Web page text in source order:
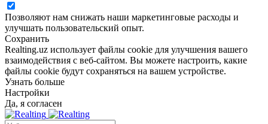
Позволяют нам снижать наши маркетинговые расходы и
улучшать пользовательский опыт.
Сохранить
Realting.uz использует файлы cookie для улучшения вашего
взаимодействия с веб-сайтом. Вы можете настроить, какие
файлы cookie будут сохраняться на вашем устройстве.
Узнать больше
Настройки
Да, я согласен